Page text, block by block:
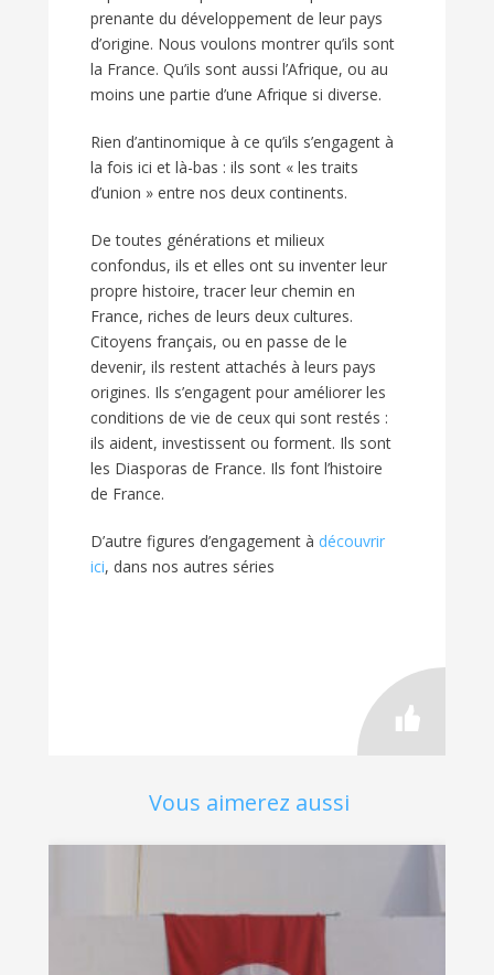
prenante du développement de leur pays
d’origine. Nous voulons montrer qu’ils sont
la France. Qu’ils sont aussi l’Afrique, ou au
moins une partie d’une Afrique si diverse.
Rien d’antinomique à ce qu’ils s’engagent à
la fois ici et là-bas : ils sont « les traits
d’union » entre nos deux continents.
De toutes générations et milieux
confondus, ils et elles ont su inventer leur
propre histoire, tracer leur chemin en
France, riches de leurs deux cultures.
Citoyens français, ou en passe de le
devenir, ils restent attachés à leurs pays
origines. Ils s’engagent pour améliorer les
conditions de vie de ceux qui sont restés :
ils aident, investissent ou forment. Ils sont
les Diasporas de France. Ils font l’histoire
de France.
D’autre figures d’engagement à découvrir
ici, dans nos autres séries
Vous aimerez aussi